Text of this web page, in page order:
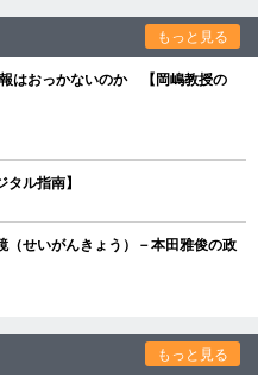
もっと見る
はおっかないのか 【岡嶋教授の
ル指南】
せいがんきょう）－本田雅俊の政
もっと見る